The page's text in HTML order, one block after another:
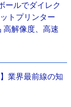
ールでダイレク
トプリンター
高解像度、高速
業界最前線の知